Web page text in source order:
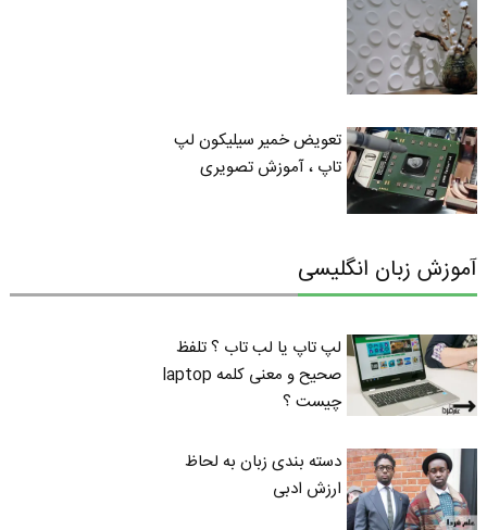
تعویض خمیر سیلیکون لپ
تاپ ، آموزش تصویری
آموزش زبان انگلیسی
لپ تاپ یا لب تاب ؟ تلفظ
صحیح و معنی کلمه laptop
چیست ؟
دسته بندی زبان به لحاظ
ارزش ادبی